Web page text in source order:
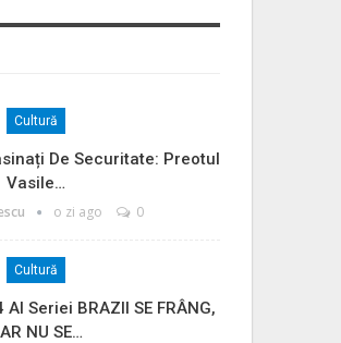
Cultură
De Securitate: Preotul
Vasile…
o zi ago 0
Cultură
Seriei BRAZII SE FRÂNG,
NU SE…